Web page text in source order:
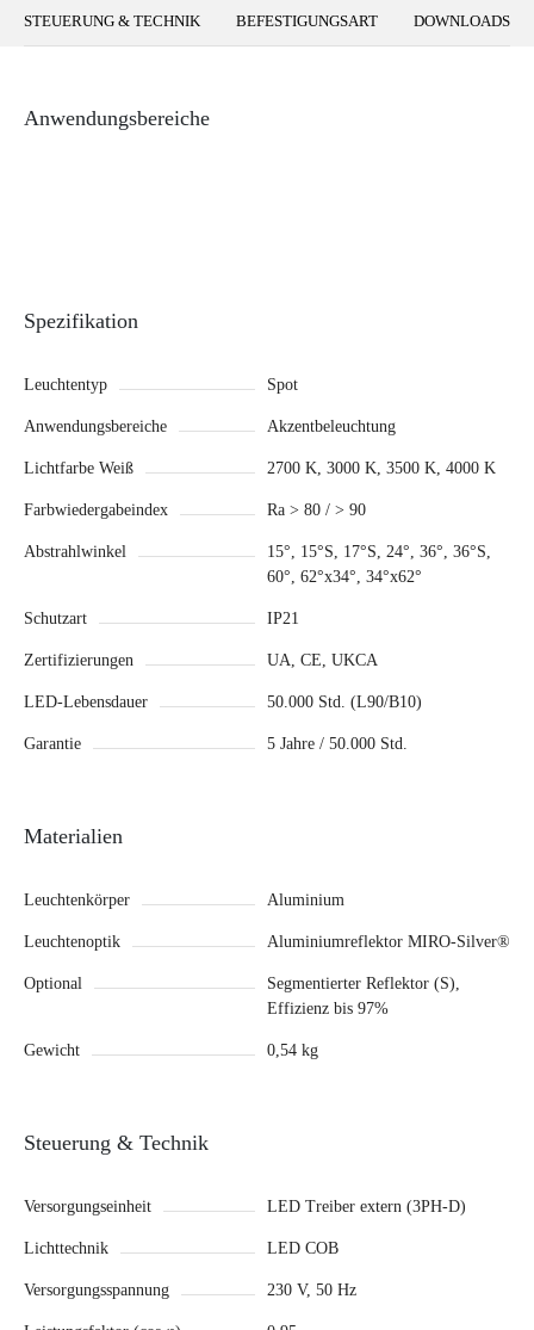
STEUERUNG & TECHNIK BEFESTIGUNGSART DOWNLOADS
Anwendungsbereiche
Spezifikation
Leuchtentyp Spot
Anwendungsbereiche Akzentbeleuchtung
Lichtfarbe Weiß 2700 K, 3000 K, 3500 K, 4000 K
Farbwiedergabeindex Ra > 80 / > 90
Abstrahlwinkel
15°, 15°S, 17°S, 24°, 36°, 36°S,
60°, 62°x34°, 34°x62°
Schutzart IP21
Zertifizierungen UA, CE, UKCA
LED-Lebensdauer 50.000 Std. (L90/B10)
Garantie 5 Jahre / 50.000 Std.
Materialien
Leuchtenkörper Aluminium
Leuchtenoptik Aluminiumreflektor MIRO-Silver®
Optional
Segmentierter Reflektor (S),
Effizienz bis 97%
Gewicht 0,54 kg
Steuerung & Technik
Versorgungseinheit LED Treiber extern (3PH-D)
Lichttechnik LED COB
Versorgungsspannung 230 V, 50 Hz